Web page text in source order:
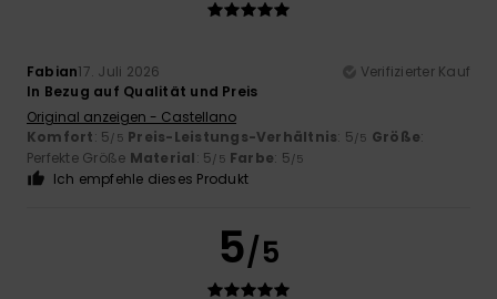
Fabian17. Juli 2026
Verifizierter Kauf
In Bezug auf Qualität und Preis
Original anzeigen - Castellano
Komfort: 5/5 Preis-Leistungs-Verhältnis: 5/5 Größe:
Perfekte Größe Material: 5/5 Farbe: 5/5
Ich empfehle dieses Produkt
5/5